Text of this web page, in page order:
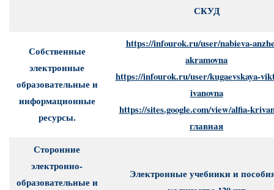
СКУД
Собственные
электронные
образовательные и
информационные
ресурсы.
https://infourok.ru/user/nabieva-
akramovna
https://infourok.ru/user/kugaevskaya-
ivanovna
https://sites.google.com/view/alfia-
главная
Сторонние
электронно-
образовательные и
Электронные учебники и